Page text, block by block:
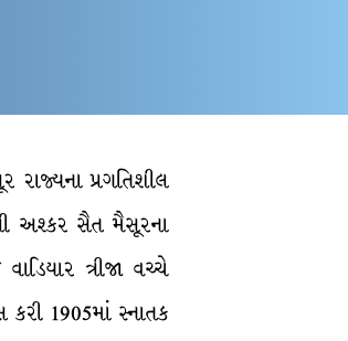
રાજ્યના પ્રગતિશીલ
અશ્કર સૈત મૈસૂરના
ત્રીજા વચ્ચે
1905માં સ્નાતક